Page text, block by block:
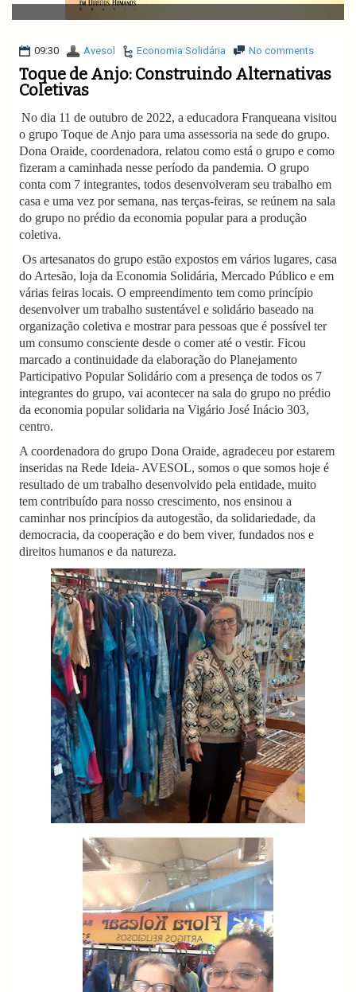
v
i
a
i
09:30 Avesol Economia Solidária No comments
Toque de Anjo: Construindo Alternativas
Coletivas
No dia 11 de outubro de 2022, a educadora Franqueana visitou
o grupo Toque de Anjo para uma assessoria na sede do grupo.
Dona Oraide, coordenadora, relatou como está o grupo e como
fizeram a caminhada nesse período da pandemia. O grupo
conta com 7 integrantes, todos desenvolveram seu trabalho em
casa e uma vez por semana, nas terças-feiras, se reúnem na sala
do grupo no prédio da economia popular para a produção
coletiva.
Os artesanatos do grupo estão expostos em vários lugares, casa
do Artesão, loja da Economia Solidária, Mercado Público e em
várias feiras locais. O empreendimento tem como princípio
desenvolver um trabalho sustentável e solidário baseado na
organização coletiva e mostrar para pessoas que é possível ter
um consumo consciente desde o comer até o vestir. Ficou
marcado a continuidade da elaboração do Planejamento
Participativo Popular Solidário com a presença de todos os 7
integrantes do grupo, vai acontecer na sala do grupo no prédio
da economia popular solidaria na Vigário José Inácio 303,
centro.
A coordenadora do grupo Dona Oraide, agradeceu por estarem
inseridas na Rede Ideia- AVESOL, somos o que somos hoje é
resultado de um trabalho desenvolvido pela entidade, muito
tem contribuído para nosso crescimento, nos ensinou a
caminhar nos princípios da autogestão, da solidariedade, da
democracia, da cooperação e do bem viver, fundados nos e
direitos humanos e da natureza.